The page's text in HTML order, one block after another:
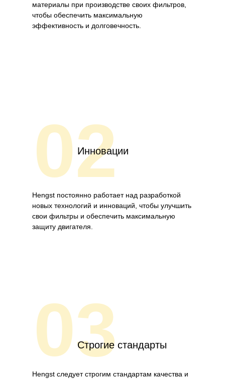
материалы при производстве своих фильтров,
чтобы обеспечить максимальную
эффективность и долговечность.
02
Инновации
Hengst постоянно работает над разработкой
новых технологий и инноваций, чтобы улучшить
свои фильтры и обеспечить максимальную
защиту двигателя.
03Строгие стандарты
Hengst следует строгим стандартам качества и